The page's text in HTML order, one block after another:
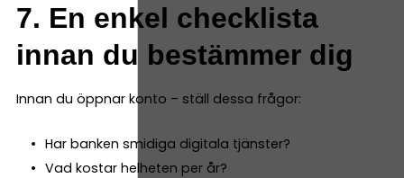
7. En enkel checklista
innan du bestämmer dig
Innan du öppnar konto – ställ dessa frågor:
Har banken smidiga digitala tjänster?
Vad kostar helheten per år?